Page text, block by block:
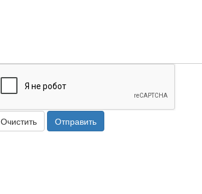
Очистить Отправить